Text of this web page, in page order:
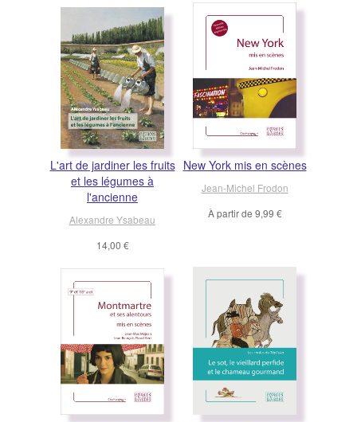
L'art de jardiner les fruits
et les légumes à
l'ancienne
Alexandre Ysabeau
14,00 €
New York mis en scènes
Jean-Michel Frodon
À partir de 9,99 €